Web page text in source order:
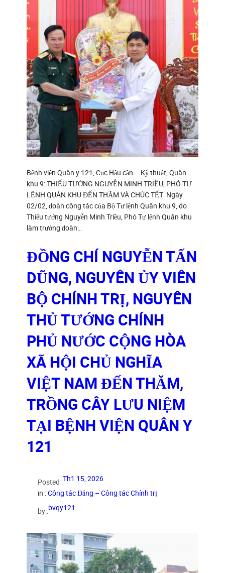
Bệnh viện Quân y 121, Cục Hậu cần – Kỹ thuật, Quân
khu 9: THIẾU TƯỚNG NGUYỄN MINH TRIỀU, PHÓ TƯ
LỆNH QUÂN KHU ĐẾN THĂM VÀ CHÚC TẾT Ngày
02/02, đoàn công tác của Bộ Tư lệnh Quân khu 9, do
Thiếu tướng Nguyễn Minh Triều, Phó Tư lệnh Quân khu
làm trưởng đoàn…
ĐỒNG CHÍ NGUYỄN TẤN
DŨNG, NGUYÊN ỦY VIÊN
BỘ CHÍNH TRỊ, NGUYÊN
THỦ TƯỚNG CHÍNH
PHỦ NƯỚC CỘNG HÒA
XÃ HỘI CHỦ NGHĨA
VIỆT NAM ĐẾN THĂM,
TRỒNG CÂY LƯU NIỆM
TẠI BỆNH VIỆN QUÂN Y
121
Posted :Th1 15, 2026
in :Công tác Đảng – Công tác Chính trị
by :bvqy121